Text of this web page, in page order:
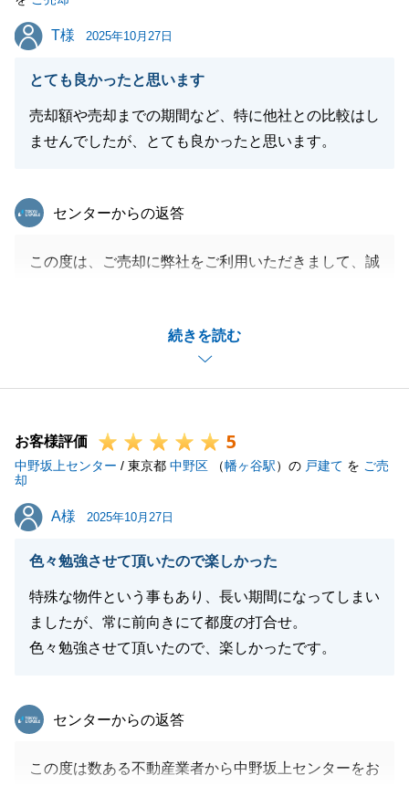
今後共、何卒よろしくお願い申し上げます。
閉じる
T様
T様 2025年10月27日
とても良かったと思います
売却額や売却までの期間など、特に他社との比較はし
ませんでしたが、とても良かったと思います。
続きを読む
東急リバブル
センターからの返答
この度は、ご売却に弊社をご利用いただきまして、誠
お引渡しを迎えることができてとても嬉しく思ってお
また、何かご相談等お力になれることがございました
今後ともよろしくお願いいたします。
お客様評価 5
中野坂上センター / 東京都 中野区 （幡ヶ谷駅）の 戸建て を ご売
却
A様
A様 2025年10月27日
色々勉強させて頂いたので楽しかった
特殊な物件という事もあり、長い期間になってしまい
ましたが、常に前向きにて都度の打合せ。
色々勉強させて頂いたので、楽しかったです。
東急リバブル
センターからの返答
この度は数ある不動産業者から中野坂上センターをお